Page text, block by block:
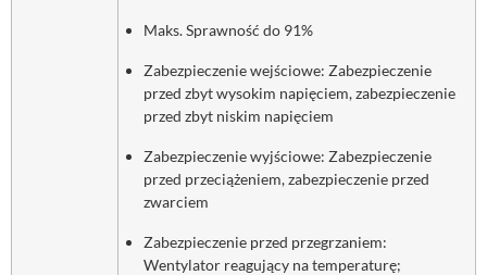
Maks. Sprawność do 91%
Zabezpieczenie wejściowe: Zabezpieczenie
przed zbyt wysokim napięciem, zabezpieczenie
przed zbyt niskim napięciem
Zabezpieczenie wyjściowe: Zabezpieczenie
przed przeciążeniem, zabezpieczenie przed
zwarciem
Zabezpieczenie przed przegrzaniem:
Wentylator reagujący na temperaturę;